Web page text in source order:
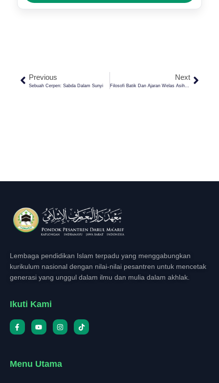
Previous
Sebuah Cerpen: Sabda Dalam Sunyi
Next
Filosofi Batik Dan Ajaran Welas Asih Walisongo
Lembaga pendidikan Islam terpadu yang menggabungkan
kurikulum nasional dengan nilai-nilai pesantren untuk mencetak
generasi yang unggul dalam ilmu dan mulia dalam akhlak.
Ikuti Kami
Menu Utama